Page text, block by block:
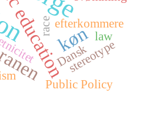
køn
efterkommere
Dansk
stereotype
Public Policy
race
law